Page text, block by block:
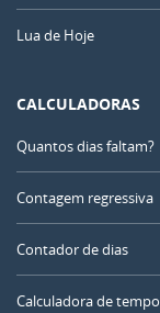
Lua de Hoje
CALCULADORAS
Quantos dias faltam?
Contagem regressiva
Contador de dias
Calculadora de tempo